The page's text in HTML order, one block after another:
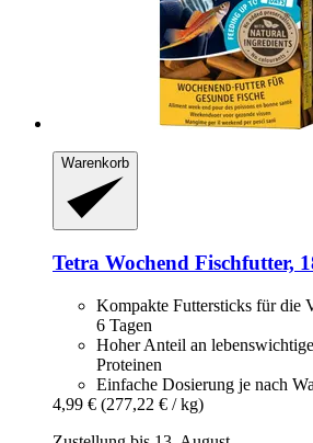
Warenkorb
Tetra Wochend Fischfutter,
Kompakte Futtersticks für die
6 Tagen
Hoher Anteil an
Proteinen
Einfache Dosierung je nach
4,99 € (277,22 € / kg)